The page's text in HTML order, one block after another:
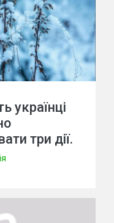
українці
три дії.